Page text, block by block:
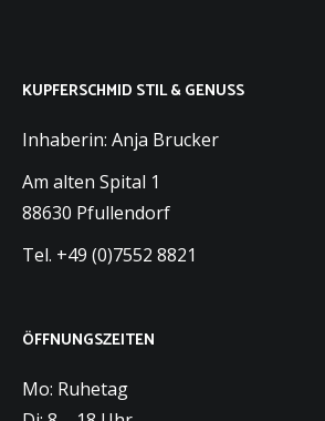
KUPFERSCHMID STIL & GENUSS
Inhaberin: Anja Brucker
Am alten Spital 1
88630 Pfullendorf
Tel. +49 (0)7552 8821
ÖFFNUNGSZEITEN
Mo: Ruhetag